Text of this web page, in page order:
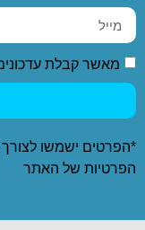
מאשר קבלת
*הפרטים ישמשו
הפרטיות של האתר